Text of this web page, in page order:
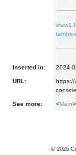
Inserted in: 2024-
URL:
https://
See more: <Main
© 2026